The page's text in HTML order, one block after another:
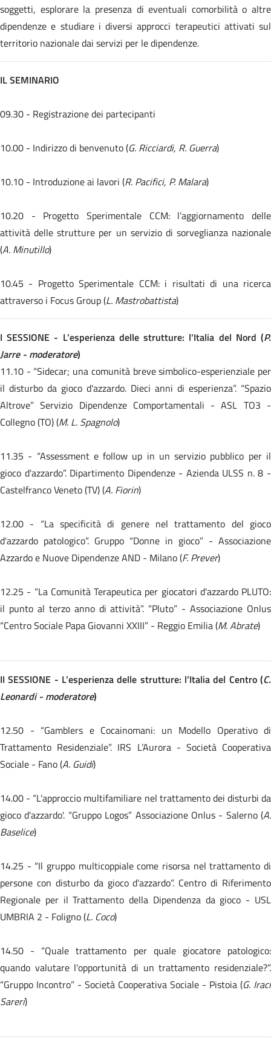
soggetti, esplorare la presenza di eventuali comorbilità o altre
dipendenze e studiare i diversi approcci terapeutici attivati sul
territorio nazionale dai servizi per le dipendenze.
IL SEMINARIO
09.30 - Registrazione dei partecipanti
10.00 - Indirizzo di benvenuto (G. Ricciardi, R. Guerra)
10.10 - Introduzione ai lavori (R. Pacifici, P. Malara)
10.20 - Progetto Sperimentale CCM: l’aggiornamento delle
attività delle strutture per un servizio di sorveglianza nazionale
(A. Minutillo)
10.45 - Progetto Sperimentale CCM: i risultati di una ricerca
attraverso i Focus Group (L. Mastrobattista)
I SESSIONE - L’esperienza delle strutture: l'Italia del Nord (P.
Jarre - moderatore)
11.10 - “Sidecar; una comunità breve simbolico-esperienziale per
il disturbo da gioco d'azzardo. Dieci anni di esperienza”. “Spazio
Altrove” Servizio Dipendenze Comportamentali - ASL TO3 -
Collegno (TO) (M. L. Spagnolo)
11.35 - “Assessment e follow up in un servizio pubblico per il
gioco d'azzardo”. Dipartimento Dipendenze - Azienda ULSS n. 8 -
Castelfranco Veneto (TV) (A. Fiorin)
12.00 - “La specificità di genere nel trattamento del gioco
d'azzardo patologico”. Gruppo “Donne in gioco” - Associazione
Azzardo e Nuove Dipendenze AND - Milano (F. Prever)
12.25 - “La Comunità Terapeutica per giocatori d'azzardo PLUTO:
il punto al terzo anno di attività”. “Pluto” - Associazione Onlus
“Centro Sociale Papa Giovanni XXIII” - Reggio Emilia (M. Abrate)
II SESSIONE - L’esperienza delle strutture: l’Italia del Centro (C.
Leonardi - moderatore)
12.50 - “Gamblers e Cocainomani: un Modello Operativo di
Trattamento Residenziale”. IRS L’Aurora - Società Cooperativa
Sociale - Fano (A. Guidi)
14.00 - “L'approccio multifamiliare nel trattamento dei disturbi da
gioco d'azzardo'. “Gruppo Logos” Associazione Onlus - Salerno (A.
Baselice)
14.25 - “Il gruppo multicoppiale come risorsa nel trattamento di
persone con disturbo da gioco d’azzardo”. Centro di Riferimento
Regionale per il Trattamento della Dipendenza da gioco - USL
UMBRIA 2 - Foligno (L. Coco)
14.50 - “Quale trattamento per quale giocatore patologico:
quando valutare l'opportunità di un trattamento residenziale?”.
“Gruppo Incontro” - Società Cooperativa Sociale - Pistoia (G. Iraci
Sareri)